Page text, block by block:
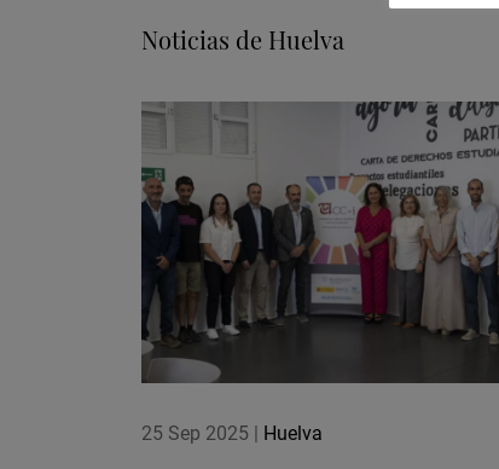
Noticias de Huelva
25 Sep 2025 Huelva